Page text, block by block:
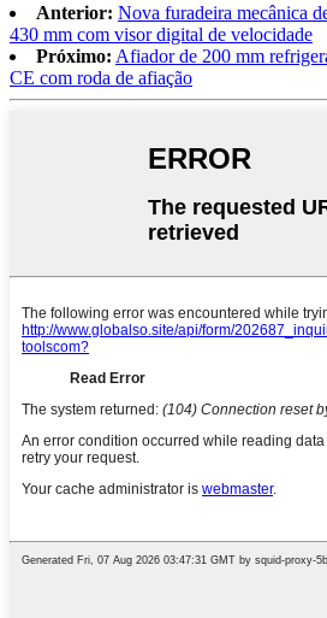
Anterior: Nova furadeira mecânica
430 mm com visor digital de velocidade
Próximo: Afiador de 200 mm
CE com roda de afiação